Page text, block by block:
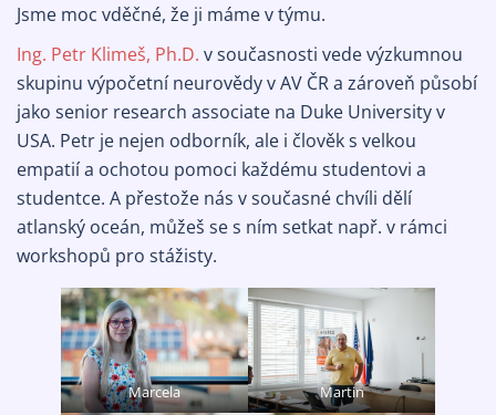
Jsme moc vděčné, že ji máme v týmu.
Ing. Petr Klimeš, Ph.D. v současnosti vede výzkumnou
skupinu výpočetní neurovědy v AV ČR a zároveň působí
jako senior research associate na Duke University v
USA. Petr je nejen odborník, ale i člověk s velkou
empatií a ochotou pomoci každému studentovi a
studentce. A přestože nás v současné chvíli dělí
atlanský oceán, můžeš se s ním setkat např. v rámci
workshopů pro stážisty.
Marcela Martin